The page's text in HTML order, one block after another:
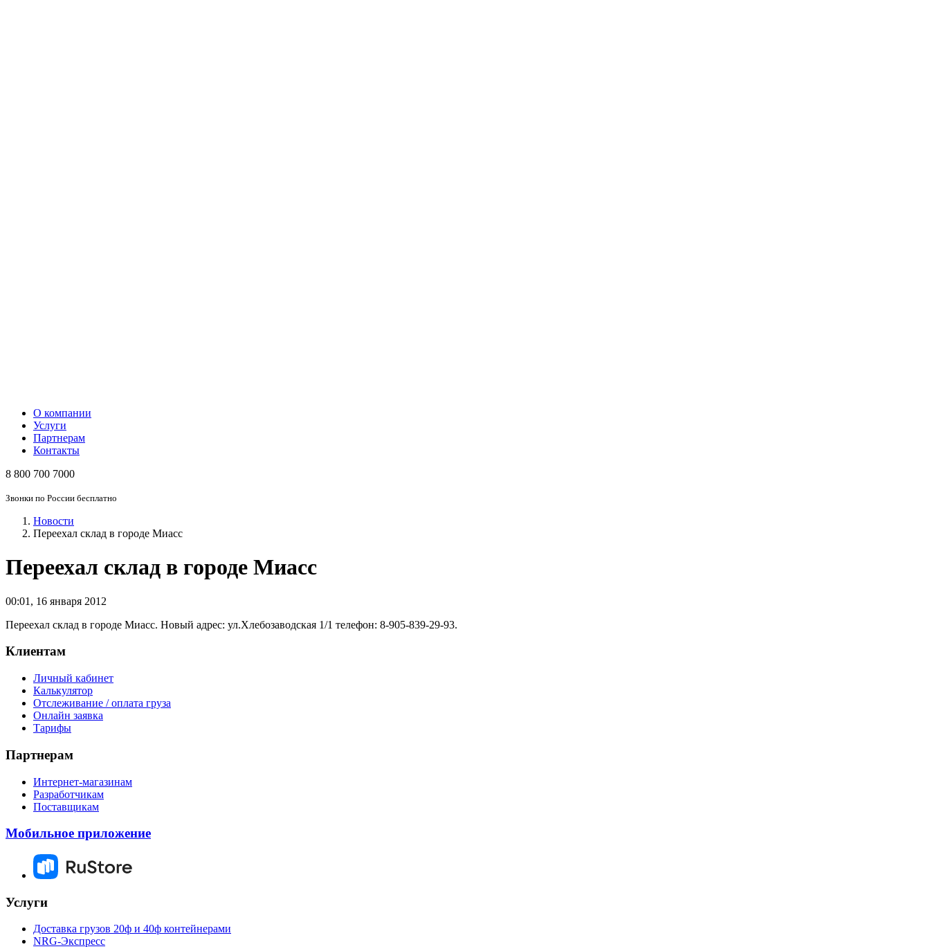
О компании
Услуги
Партнерам
Контакты
8 800 700 7000
Звонки по России бесплатно
Новости
Переехал склад в городе Миасс
Переехал склад в городе Миасс
00:01 , 16 января 2012
Переехал склад в городе Миасс. Новый адрес: ул.Хлебозаводская 1/1 телефон: 8-905-839-29-93.
Клиентам
Личный кабинет
Калькулятор
Отслеживание / оплата груза
Онлайн заявка
Тарифы
Партнерам
Интернет-магазинам
Разработчикам
Поставщикам
Мобильное приложение
Услуги
Доставка грузов 20ф и 40ф контейнерами
NRG-Экспресс